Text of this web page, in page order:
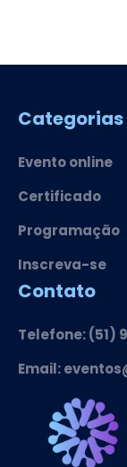
Categorias
Evento online
Certificado
Programação
Inscreva-se
Contato
Telefone: (51)
Email: